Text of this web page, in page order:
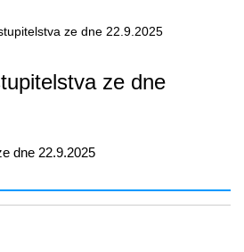
ze dne 22.9.2025
ze dne
dne 22.9.2025